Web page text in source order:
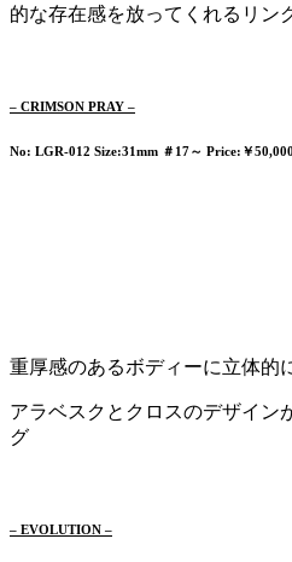
的な存在感を放ってくれるリン
– CRIMSON PRAY –
No: LGR-012 Size:31mm ＃17～ Price:￥
重厚感のあるボディーに立体的
アラベスクとクロスのデザイン
グ
– EVOLUTION –